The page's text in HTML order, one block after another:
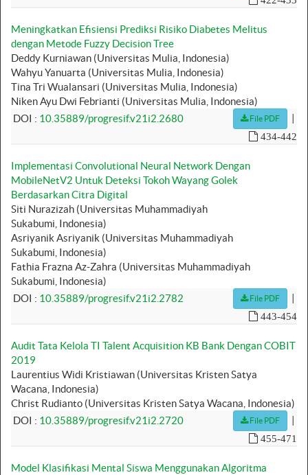
Meningkatkan Efisiensi Prediksi Risiko Diabetes Melitus
dengan Metode Fuzzy Decision Tree
Deddy Kurniawan (Universitas Mulia, Indonesia)
Wahyu Yanuarta (Universitas Mulia, Indonesia)
Tina Tri Wualansari (Universitas Mulia, Indonesia)
Niken Ayu Dwi Febrianti (Universitas Mulia, Indonesia)
DOI : 10.35889/progresif.v21i2.2680 File PDF |
434-442
Implementasi Convolutional Neural Network Dengan
MobileNetV2 Untuk Deteksi Tokoh Wayang Golek
Berdasarkan Citra Digital
Siti Nurazizah (Universitas Muhammadiyah
Sukabumi, Indonesia)
Asriyanik Asriyanik (Universitas Muhammadiyah
Sukabumi, Indonesia)
Fathia Frazna Az-Zahra (Universitas Muhammadiyah
Sukabumi, Indonesia)
DOI : 10.35889/progresif.v21i2.2782 File PDF |
443-454
Audit Tata Kelola TI Talent Acquisition KB Bank Dengan COBIT
2019
Laurentius Widi Kristiawan (Universitas Kristen Satya
Wacana, Indonesia)
Christ Rudianto (Universitas Kristen Satya Wacana, Indonesia)
DOI : 10.35889/progresif.v21i2.2720 File PDF |
455-471
Model Klasifikasi Mental Siswa Menggunakan Algoritma